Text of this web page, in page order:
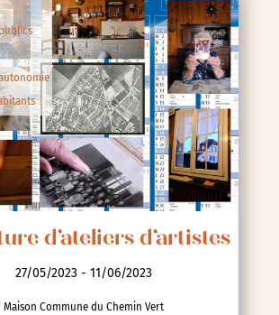
d’ateliers d’artistes
27/05/2023 - 11/06/2023
Maison Commune du Chemin Vert